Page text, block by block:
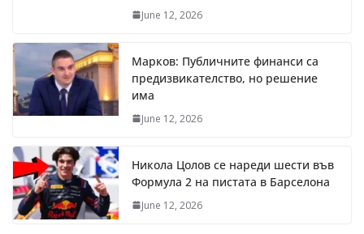
June 12, 2026
Марков: Публичните финанси са
предизвикателство, но решение
има
June 12, 2026
Никола Цолов се нареди шести във
Формула 2 на пистата в Барселона
June 12, 2026